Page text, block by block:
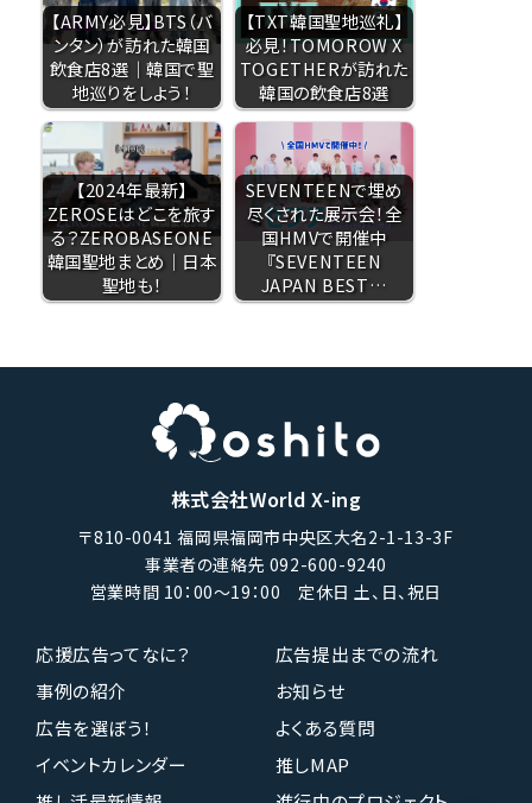
【ARMY必見】BTS（バ
ンタン）が訪れた韓国
飲食店8選｜韓国で聖
地巡りをしよう！
【TXT韓国聖地巡礼】
必見！TOMOROW X
TOGETHERが訪れた
韓国の飲食店8選
【2024年最新】
ZEROSEはどこを旅す
る？ZEROBASEONE
韓国聖地まとめ｜日本
聖地も！
SEVENTEENで埋め
尽くされた展示会！全
国HMVで開催中
『SEVENTEEN
JAPAN BEST…
株式会社World X-ing
〒810-0041 福岡県福岡市中央区大名2-1-13-3F
事業者の連絡先 092-600-9240
営業時間 10：00〜19：00 定休日 土、日、祝日
応援広告ってなに？
広告提出までの流れ
事例の紹介
お知らせ
広告を選ぼう！
よくある質問
イベントカレンダー
推しMAP